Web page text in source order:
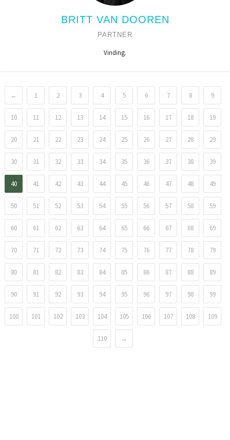
BRITT VAN DOOREN
PARTNER
Vinding.
← 1 2 3 4 5 6 7 8 9
10 11 12 13 14 15 16 17 18 19
20 21 22 23 24 25 26 27 28 29
30 31 32 33 34 35 36 37 38 39
40 41 42 43 44 45 46 47 48 49
50 51 52 53 54 55 56 57 58 59
60 61 62 63 64 65 66 67 68 69
70 71 72 73 74 75 76 77 78 79
80 81 82 83 84 85 86 87 88 89
90 91 92 93 94 95 96 97 98 99
100 101 102 103 104 105 106 107 108 109
110 →